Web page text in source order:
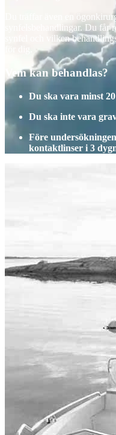
Du träffar även en
synfelsbehandlingar. Du får
synfel och vilken
Vem kan behandlas?
Du ska vara minst
Du ska inte vara
Före
kontaktlinser i 3